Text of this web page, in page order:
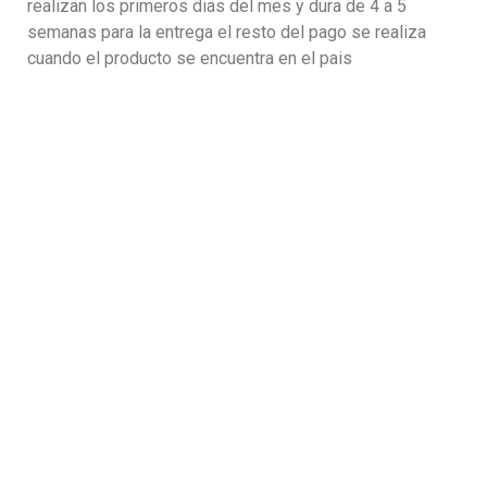
realizan los primeros dias del mes y dura de 4 a 5
semanas para la entrega el resto del pago se realiza
cuando el producto se encuentra en el pais